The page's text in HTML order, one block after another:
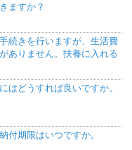
ますか？
続きを行いますが、生活費
ありません。扶養に入れる
はどうすれば良いですか。
付期限はいつですか。